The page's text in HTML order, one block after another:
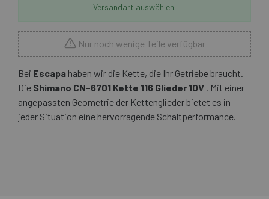
Versandart auswählen.
Nur noch wenige Teile verfügbar
Bei Escapa haben wir die Kette, die Ihr Getriebe braucht.
Die Shimano CN-6701 Kette 116 Glieder 10V . Mit einer
angepassten Geometrie der Kettenglieder bietet es in
jeder Situation eine hervorragende Schaltperformance.